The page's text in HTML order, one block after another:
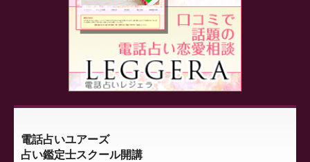
電話占いユアーズ
占い鑑定士スクール開講